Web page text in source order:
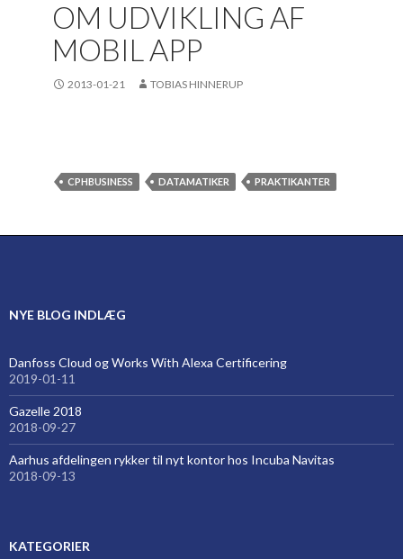
OM UDVIKLING AF
MOBIL APP
2013-01-21 TOBIAS HINNERUP
CPHBUSINESS DATAMATIKER PRAKTIKANTER
NYE BLOG INDLÆG
Danfoss Cloud og Works With Alexa Certificering
2019-01-11
Gazelle 2018
2018-09-27
Aarhus afdelingen rykker til nyt kontor hos Incuba Navitas
2018-09-13
KATEGORIER